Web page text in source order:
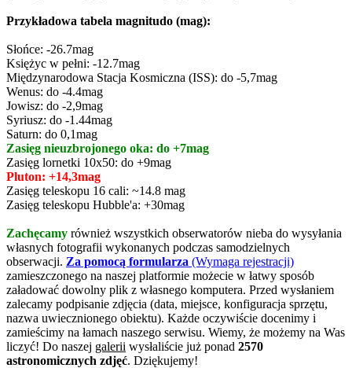
Przykładowa tabela magnitudo (mag):
Słońce: -26.7mag
Księżyc w pełni: -12.7mag
Międzynarodowa Stacja Kosmiczna (ISS): do -5,7mag
Wenus: do -4.4mag
Jowisz: do -2,9mag
Syriusz: do -1.44mag
Saturn: do 0,1mag
Zasięg nieuzbrojonego oka: do +7mag
Zasięg lornetki 10x50: do +9mag
Pluton: +14,3mag
Zasięg teleskopu 16 cali: ~14.8 mag
Zasięg teleskopu Hubble'a: +30mag
Zachęcamy również wszystkich obserwatorów nieba do wysyłania
własnych fotografii wykonanych podczas samodzielnych
obserwacji. Za pomocą formularza (Wymaga rejestracji)
zamieszczonego na naszej platformie możecie w łatwy sposób
załadować dowolny plik z własnego komputera. Przed wysłaniem
zalecamy podpisanie zdjęcia (data, miejsce, konfiguracja sprzętu,
nazwa uwiecznionego obiektu). Każde oczywiście docenimy i
zamieścimy na łamach naszego serwisu. Wiemy, że możemy na Was
liczyć! Do naszej galerii wysłaliście już ponad 2570
astronomicznych zdjęć. Dziękujemy!